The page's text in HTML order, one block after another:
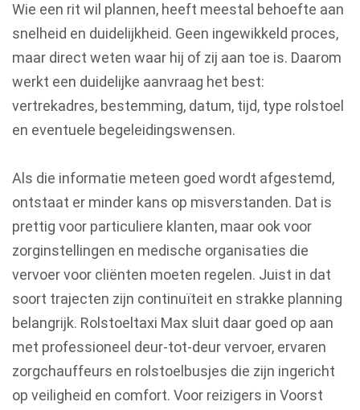
Wie een rit wil plannen, heeft meestal behoefte aan
snelheid en duidelijkheid. Geen ingewikkeld proces,
maar direct weten waar hij of zij aan toe is. Daarom
werkt een duidelijke aanvraag het best:
vertrekadres, bestemming, datum, tijd, type rolstoel
en eventuele begeleidingswensen.
Als die informatie meteen goed wordt afgestemd,
ontstaat er minder kans op misverstanden. Dat is
prettig voor particuliere klanten, maar ook voor
zorginstellingen en medische organisaties die
vervoer voor cliënten moeten regelen. Juist in dat
soort trajecten zijn continuïteit en strakke planning
belangrijk. Rolstoeltaxi Max sluit daar goed op aan
met professioneel deur-tot-deur vervoer, ervaren
zorgchauffeurs en rolstoelbusjes die zijn ingericht
op veiligheid en comfort. Voor reizigers in Voorst